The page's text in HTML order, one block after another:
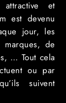
et
est devenu
jour, les
marques, de
… Tout cela
ou par
suivent